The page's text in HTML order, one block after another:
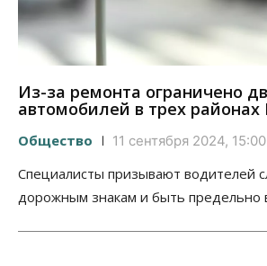
Из-за ремонта ограничено
автомобилей в трех районах
Общество 11 сентября 2024, 15:00
Специалисты призывают водителей
дорожным знакам и быть предельно